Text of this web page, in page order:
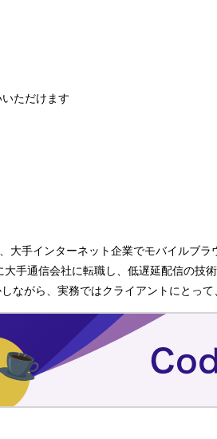
ただけます
大手インターネット企業でモバイルブ
手通信会社に転職し、低遅延配信の
ながら、実務ではクライアントにとっ